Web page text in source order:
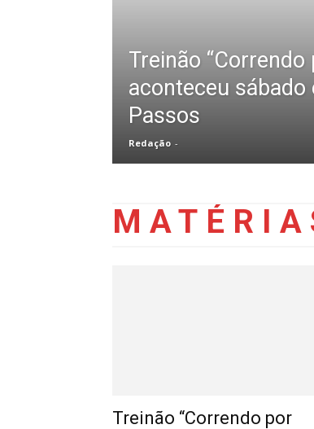
Treinão “Correndo
aconteceu sábado
Passos
Redação -
Treinão “Correndo por